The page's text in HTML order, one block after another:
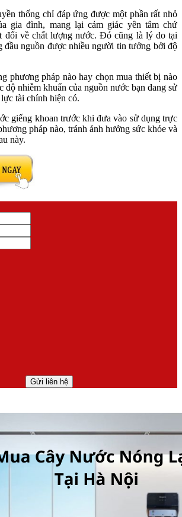
thống chỉ đáp ứng được một phần rất nhỏ
gia đình, mang lại cảm giác yên tâm chứ
đối về chất lượng nước. Đó cũng là lý do tại
đầu nguồn được nhiều người tin tưởng bởi độ
phương pháp nào hay chọn mua thiết bị nào
độ nhiễm khuẩn của nguồn nước bạn đang sử
tài chính hiện có.
giếng khoan trước khi đưa vào sử dụng trực
pháp nào, tránh ảnh hưởng sức khỏe và
này.